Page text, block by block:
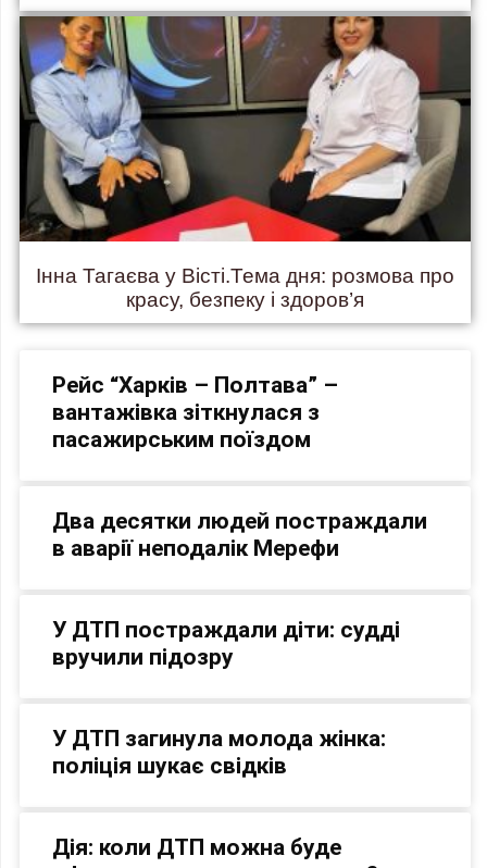
Інна Тагаєва у Вісті.Тема дня: розмова про
красу, безпеку і здоров’я
Рейс “Харків – Полтава” –
вантажівка зіткнулася з
пасажирським поїздом
Два десятки людей постраждали
в аварії неподалік Мерефи
У ДТП постраждали діти: судді
вручили підозру
У ДТП загинула молода жінка:
поліція шукає свідків
Дія: коли ДТП можна буде